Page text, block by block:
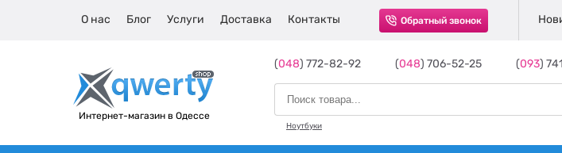
О нас Блог Услуги Доставка Контакты Обратный звонок
Интернет-магазин в Одессе
(048) 772-82-92 (048) 706-52-25 (093)
Ноутбуки